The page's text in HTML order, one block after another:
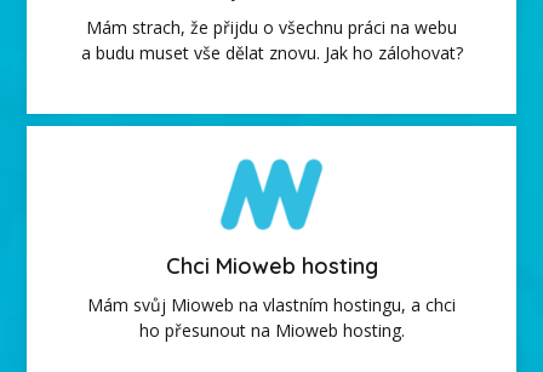
Mám strach, že přijdu o všechnu práci na webu
a budu muset vše dělat znovu. Jak ho zálohovat?
Chci Mioweb hosting
Mám svůj Mioweb na vlastním hostingu, a chci
ho přesunout na Mioweb hosting.